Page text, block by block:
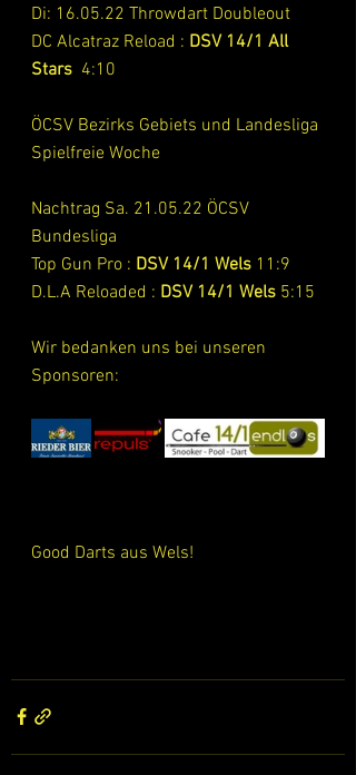
Di: 16.05.22 Throwdart Doubleout
DC Alcatraz Reload : DSV 14/1 All
Stars 4:10
ÖCSV Bezirks Gebiets und Landesliga
Spielfreie Woche
Nachtrag Sa. 21.05.22 ÖCSV
Bundesliga
Top Gun Pro : DSV 14/1 Wels 11:9
D.L.A Reloaded : DSV 14/1 Wels 5:15
Wir bedanken uns bei unseren
Sponsoren:
Good Darts aus Wels!